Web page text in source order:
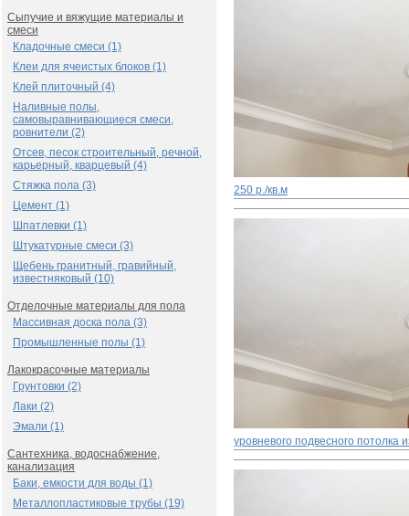
Сыпучие и вяжущие материалы и
смеси
Кладочные смеси (1)
Клеи для ячеистых блоков (1)
Клей плиточный (4)
Наливные полы,
самовыравнивающиеся смеси,
ровнители (2)
Отсев, песок строительный, речной,
карьерный, кварцевый (4)
Стяжка пола (3)
Цемент (1)
Шпатлевки (1)
Штукатурные смеси (3)
Щебень гранитный, гравийный,
известняковый (10)
Отделочные материалы для пола
Массивная доска пола (3)
Промышленные полы (1)
Лакокрасочные материалы
Грунтовки (2)
Лаки (2)
Эмали (1)
Сантехника, водоснабжение,
канализация
Баки, емкости для воды (1)
Металлопластиковые трубы (19)
250 р./кв.м
уровневого подвесного потолка